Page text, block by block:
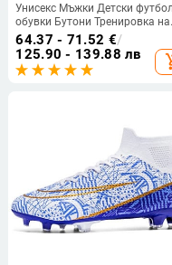
Унисекс Мъжки Детски
обувки Бутони Тренировка на
открито Чорапи Ботуши
Маратонки Дишащи дълги
шипове Футболни обувки
Футзал 34-46
64.37 - 71.52 €/
125.90 - 139.88 лв